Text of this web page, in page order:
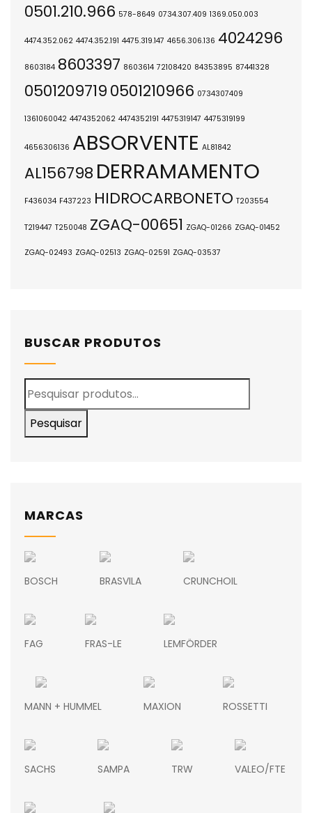
0501.210.966 578-8649 0734.307.409 1369.050.003
4474.352.062 4474.352.191 4475.319.147 4656.306.136 4024296
8603184 8603397 8603614 72108420 84353895 87441328
05012097190501210966 0734307409
1361060042 4474352062 4474352191 4475319147 4475319199
4656306136 ABSORVENTE AL81842
AL156798 DERRAMAMENTO
F436034 F437223 HIDROCARBONETO T203554
T219447 T250048 ZGAQ-00651 ZGAQ-01266 ZGAQ-01452
ZGAQ-02493 ZGAQ-02513 ZGAQ-02591 ZGAQ-03537
BUSCAR PRODUTOS
Pesquisar
MARCAS
BOSCH BRASVILA CRUNCHOIL
FAG FRAS-LE LEMFÖRDER
MANN + HUMMEL MAXION ROSSETTI
SACHS SAMPA TRW VALEO/FTE